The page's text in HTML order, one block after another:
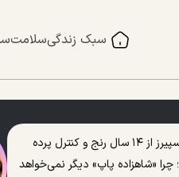
سبک زندگیسلامت
بریتنی اسپیرز از ۱۴ سال رنج و کنترل پرده
چرا «شاهزاده پاپ» دیگر نمی‌خواهد